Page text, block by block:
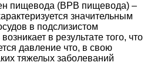
пищевода (ВРВ пищевода) –
значительным
в подслизистом
в результате того, что
давление что, в свою
тяжелых заболеваний